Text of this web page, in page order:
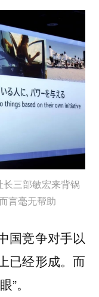
三部敏宏来背锅
言毫无帮助
国竞争对手以
已经形成。而
。